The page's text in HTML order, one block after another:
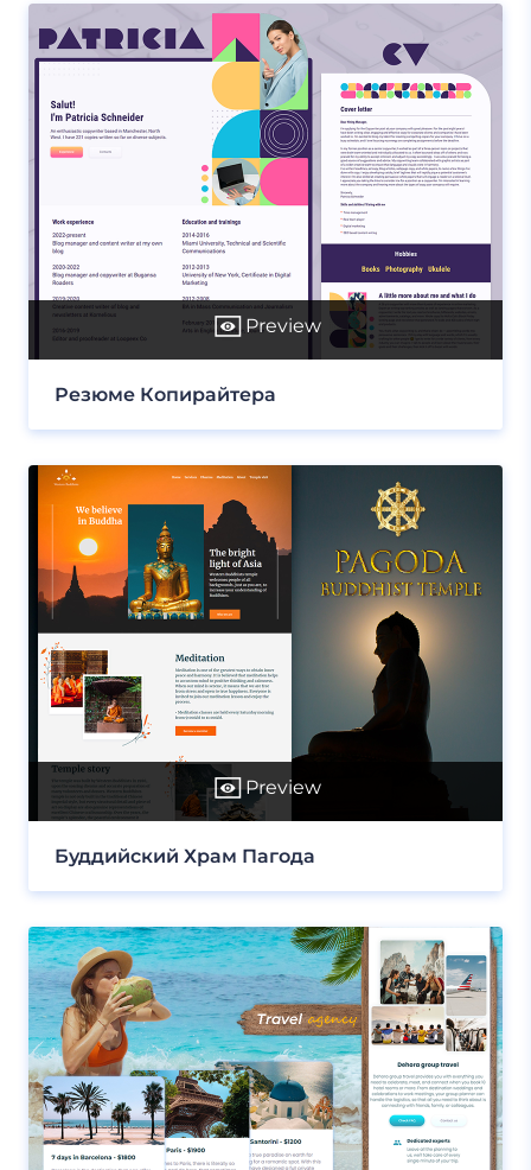
Preview
Резюме Копирайтера
Preview
Буддийский Храм Пагода